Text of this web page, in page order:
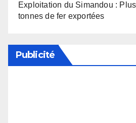
Exploitation du Simandou :
tonnes de fer exportées
Publicité